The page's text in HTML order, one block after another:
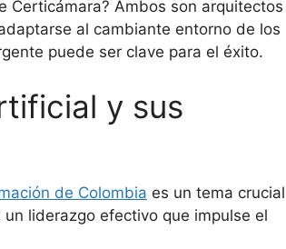
Certicámara? Ambos son arquitectos
al cambiante entorno de los
puede ser clave para el éxito.
y sus
de Colombia es un tema crucial
liderazgo efectivo que impulse el